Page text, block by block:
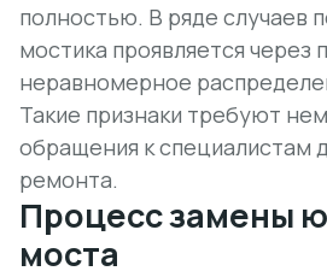
полностью. В ряде случаев
мостика проявляется через
неравномерное
Такие признаки требуют
обращения к специалистам
ремонта.
Процесс замены
моста